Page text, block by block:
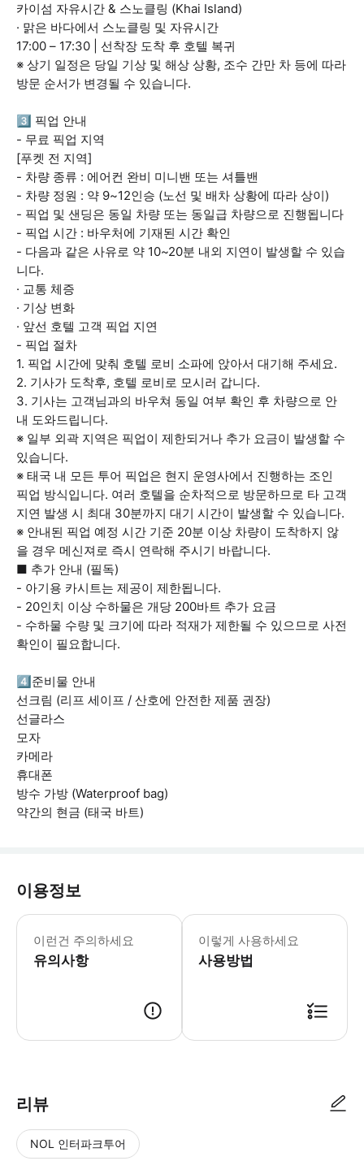
카이섬 자유시간 & 스노클링 (Khai Island)
· 맑은 바다에서 스노클링 및 자유시간
17:00 – 17:30 | 선착장 도착 후 호텔 복귀
※ 상기 일정은 당일 기상 및 해상 상황, 조수 간만 차 등에 따라
방문 순서가 변경될 수 있습니다.
3️⃣ 픽업 안내
- 무료 픽업 지역
[푸켓 전 지역]
- 차량 종류 : 에어컨 완비 미니밴 또는 셔틀밴
- 차량 정원 : 약 9~12인승 (노선 및 배차 상황에 따라 상이)
- 픽업 및 샌딩은 동일 차량 또는 동일급 차량으로 진행됩니다
- 픽업 시간 : 바우처에 기재된 시간 확인
- 다음과 같은 사유로 약 10~20분 내외 지연이 발생할 수 있습
니다.
· 교통 체증
· 기상 변화
· 앞선 호텔 고객 픽업 지연
- 픽업 절차
1. 픽업 시간에 맞춰 호텔 로비 소파에 앉아서 대기해 주세요.
2. 기사가 도착후, 호텔 로비로 모시러 갑니다.
3. 기사는 고객님과의 바우쳐 동일 여부 확인 후 차량으로 안
내 도와드립니다.
※ 일부 외곽 지역은 픽업이 제한되거나 추가 요금이 발생할 수
있습니다.
※ 태국 내 모든 투어 픽업은 현지 운영사에서 진행하는 조인
픽업 방식입니다. 여러 호텔을 순차적으로 방문하므로 타 고객
지연 발생 시 최대 30분까지 대기 시간이 발생할 수 있습니다.
※ 안내된 픽업 예정 시간 기준 20분 이상 차량이 도착하지 않
을 경우 메신져로 즉시 연락해 주시기 바랍니다.
■ 추가 안내 (필독)
- 아기용 카시트는 제공이 제한됩니다.
- 20인치 이상 수하물은 개당 200바트 추가 요금
- 수하물 수량 및 크기에 따라 적재가 제한될 수 있으므로 사전
확인이 필요합니다.
4️⃣준비물 안내
선크림 (리프 세이프 / 산호에 안전한 제품 권장)
선글라스
모자
카메라
휴대폰
방수 가방 (Waterproof bag)
약간의 현금 (태국 바트)
이용정보
이런건 주의하세요
유의사항
안내사항 1. 당일 변경/조정 가능성
이렇게 사용하세요
사용방법
리뷰
NOL 인터파크투어